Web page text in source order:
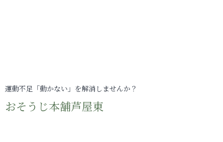
運動不足「動かない」を解消しませんか？
おそうじ本舗芦屋東